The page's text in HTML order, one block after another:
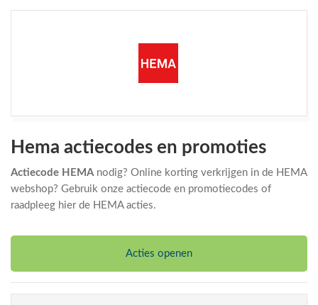
Hema actiecodes en promoties
Actiecode HEMAnodig? Online korting verkrijgen in de HEMA
webshop? Gebruik onze actiecode en promotiecodes of
raadpleeg hier de HEMA acties.
Acties openen